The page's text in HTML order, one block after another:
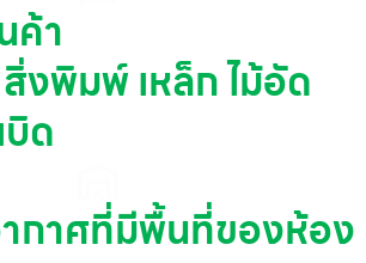
ค้า
งพิมพ์ เหล็ก ไม้อัด
บิด
กาศที่มีพื้นที่ของห้อง